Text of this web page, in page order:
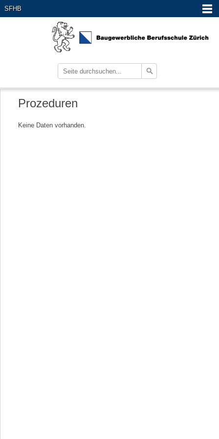
SFHB
Prozeduren
Keine Daten vorhanden.